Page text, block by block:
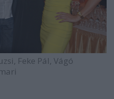
Feke Pál, Vágó